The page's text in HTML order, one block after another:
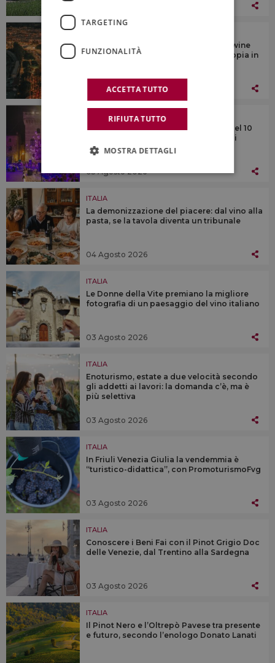
“Vinitaly and the City”, il format per i wine
lovers by Vinitaly-Veronafiere, raddoppia in
05 Agosto 2026
San Lorenzo, occhi al cielo: la notte del 10
agosto è il momento clou di “Calici di
Stelle”
05 Agosto 2026
ITALIA
La demonizzazione del piacere: dal vino alla
pasta, se la tavola diventa un tribunale
04 Agosto 2026
ITALIA
Le Donne della Vite premiano la migliore
fotografia di un paesaggio del vino italiano
03 Agosto 2026
ITALIA
Enoturismo, estate a due velocità secondo
gli addetti ai lavori: la domanda c’è, ma è
più selettiva
03 Agosto 2026
ITALIA
In Friuli Venezia Giulia la vendemmia è
“turistico-didattica”, con PromoturismoFvg
03 Agosto 2026
ITALIA
Conoscere i Beni Fai con il Pinot Grigio Doc
delle Venezie, dal Trentino alla Sardegna
03 Agosto 2026
ITALIA
Il Pinot Nero e l’Oltrepò Pavese tra presente
e futuro, secondo l’enologo Donato Lanati
TARGETING
FUNZIONALITÀ
ACCETTA TUTTO
RIFIUTA TUTTO
MOSTRA DETTAGLI